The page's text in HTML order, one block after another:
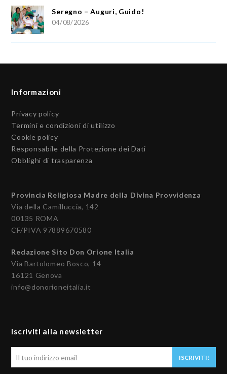
Seregno – Auguri, Guido!
04/08/2026
Informazioni
Privacy policy
Termini e condizioni di utilizzo
Cookie policy
Responsabile della Protezione dei Dati
Obblighi di trasparenza
Provincia Religiosa Madre della Divina Provvidenza
Via della Camilluccia, 142
00135 ROMA
CF/PIVA 97889670580
Redazione Sito Don Orione Italia
Via Bartolomeo Bosco, 14
16121 Genova
info@donorioneitalia.it
Iscriviti alla newsletter
ISCRIVITI!